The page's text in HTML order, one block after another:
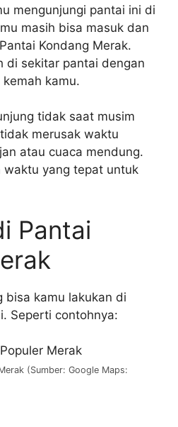
mengunjungi pantai ini di
masih bisa masuk dan
Kondang Merak.
di sekitar pantai dengan
kamu.
tidak saat musim
merusak waktu
atau cuaca mendung.
waktu yang tepat untuk
Pantai
bisa kamu lakukan di
Seperti contohnya:
(Sumber: Google Maps: